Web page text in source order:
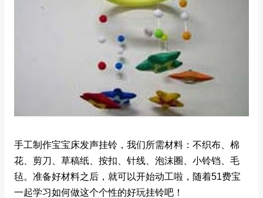
手工制作宝宝床发声挂铃，我们所需材料：不织布、棉
花、剪刀、草稿纸、按扣、针线、泡沫圈、小铃铛、毛
毡。准备好材料之后，就可以开始动工啦，随着51费宝
一起学习如何做这个个性的好玩挂铃吧！